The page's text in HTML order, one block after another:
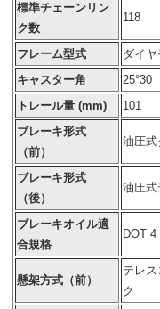
標準チェーンリン
ク数
118
フレーム型式 ダイヤ
キャスター角
25°30
トレール量 (mm)
101
ブレーキ形式
（前）
油圧式
ブレーキ形式
（後）
油圧式
ブレーキオイル適
合規格
DOT 4
懸架方式（前）
テレ
ク